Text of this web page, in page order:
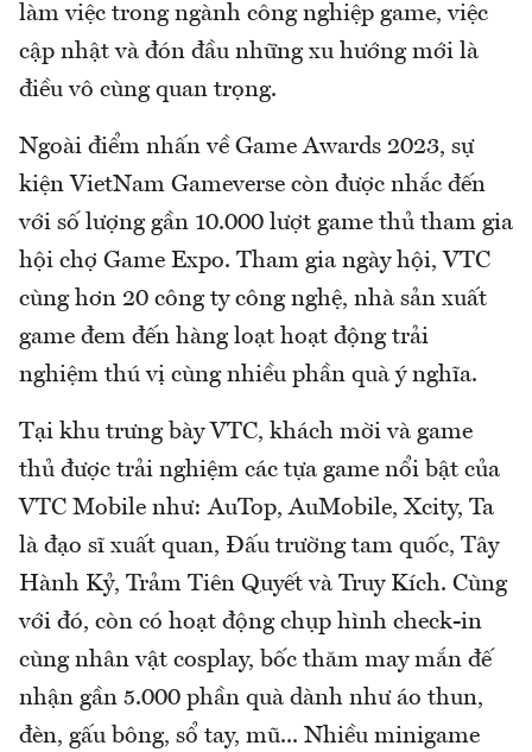
làm việc trong ngành công nghiệp game, việc
cập nhật và đón đầu những xu hướng mới là
điều vô cùng quan trọng.
Ngoài điểm nhấn về Game Awards 2023, sự
kiện VietNam Gameverse còn được nhắc đến
với số lượng gần 10.000 lượt game thủ tham gia
hội chợ Game Expo. Tham gia ngày hội, VTC
cùng hơn 20 công ty công nghệ, nhà sản xuất
game đem đến hàng loạt hoạt động trải
nghiệm thú vị cùng nhiều phần quà ý nghĩa.
Tại khu trưng bày VTC, khách mời và game
thủ được trải nghiệm các tựa game nổi bật của
VTC Mobile như: AuTop, AuMobile, Xcity, Ta
là đạo sĩ xuất quan, Đấu trường tam quốc, Tây
Hành Kỷ, Trảm Tiên Quyết và Truy Kích. Cùng
với đó, còn có hoạt động chụp hình check-in
cùng nhân vật cosplay, bốc thăm may mắn đế
nhận gần 5.000 phần quà dành như áo thun,
đèn, gấu bông, sổ tay, mũ... Nhiều minigame